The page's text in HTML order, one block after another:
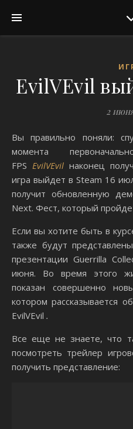
EvilVEvil
2
Вы правильно поняли: спустя более чем 4 года с
момента
FPS EvilVEvil наконец
игра выйдет в Steam 16
получит обновленную
Next. Фест, который
Если вы хотите быть в
также будут
презентации Guerrilla
июня. Во время этого
показан совершенно
котором рассказывается
EvilVEvil .
Все еще не знаете, что
посмотреть трейлер
получить представление: